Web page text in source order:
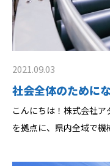
2021.09.03
社会全体のために
こんにちは！株式会社
を拠点に、県内全域で機